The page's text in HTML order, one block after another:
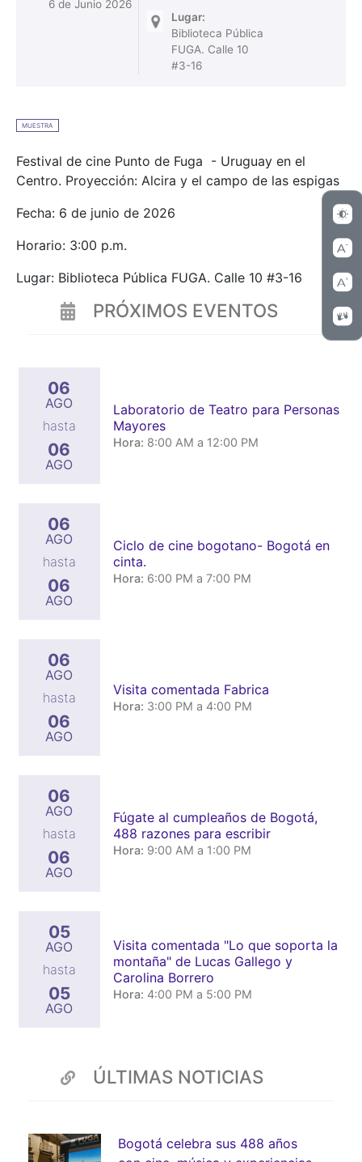
6 de Junio 2026
Lugar:
Biblioteca Pública
FUGA. Calle 10
#3-16
MUESTRA
Festival de cine Punto de Fuga - Uruguay en el
Centro. Proyección: Alcira y el campo de las espigas
Fecha: 6 de junio de 2026
Horario: 3:00 p.m.
Lugar: Biblioteca Pública FUGA. Calle 10 #3-16
PRÓXIMOS EVENTOS
06
AGO
hasta
06
AGO
Laboratorio de Teatro para Personas
Mayores
Hora: 8:00 AM a 12:00 PM
06
AGO
hasta
06
AGO
Ciclo de cine bogotano- Bogotá en
cinta.
Hora: 6:00 PM a 7:00 PM
06
AGO
hasta
06
AGO
Visita comentada Fabrica
Hora: 3:00 PM a 4:00 PM
06
AGO
hasta
06
AGO
Fúgate al cumpleaños de Bogotá,
488 razones para escribir
Hora: 9:00 AM a 1:00 PM
05
AGO
hasta
05
AGO
Visita comentada "Lo que soporta la
montaña" de Lucas Gallego y
Carolina Borrero
Hora: 4:00 PM a 5:00 PM
ÚLTIMAS NOTICIAS
Bogotá celebra sus 488 años